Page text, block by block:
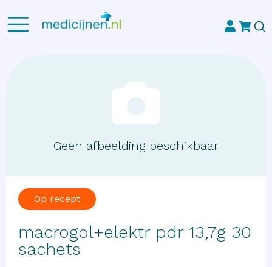
Geen afbeelding beschikbaar
Op recept
macrogol+elektr pdr 13,7g 30
sachets